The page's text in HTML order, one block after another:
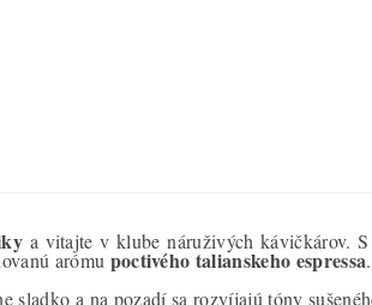
a vitajte v klube náruživých kávičkárov.
arómu poctivého talianskeho espressa.
sladko a na pozadí sa rozvíjajú tóny